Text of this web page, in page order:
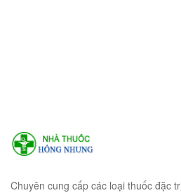
Chuyên cung cấp các loại thuốc đặc